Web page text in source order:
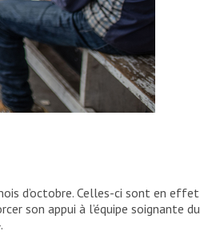
d’octobre. Celles-ci sont en effet
son appui à l’équipe soignante du